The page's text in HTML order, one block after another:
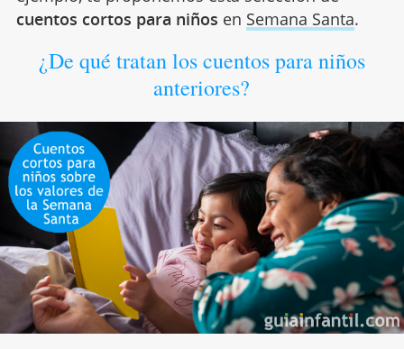
cuentos cortos para niños en Semana Santa.
¿De qué tratan los cuentos para niños
anteriores?